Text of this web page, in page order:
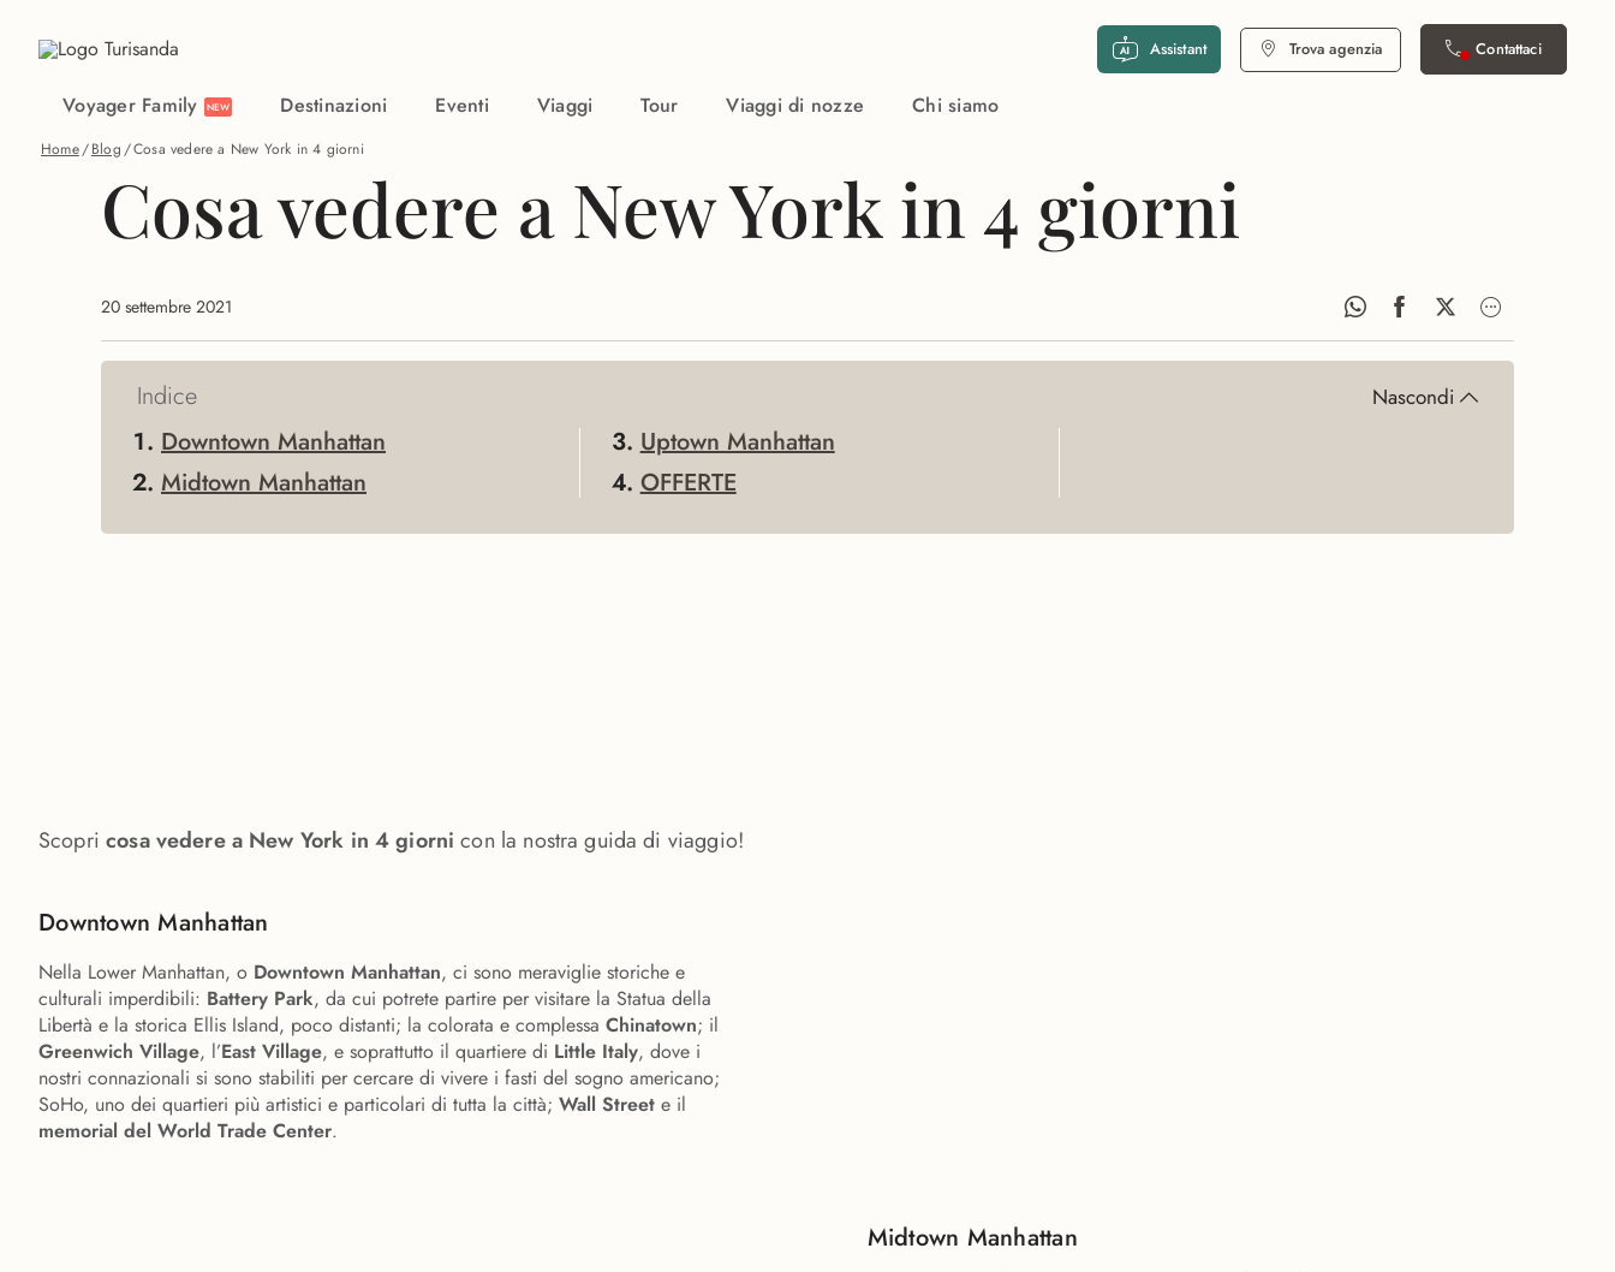
Assistant Trova agenzia Contattaci
Voyager Family NEW Destinazioni Eventi Viaggi Tour Viaggi di nozze Chi siamo
Home/Blog/Cosa vedere a New York in 4 giorni
Cosa vedere a New York in 4 giorni
20 settembre 2021
Indice Nascondi
Downtown Manhattan
Midtown Manhattan
Uptown Manhattan
OFFERTE
Scopricosa vedere a New York in 4 giorni con la nostra guida di viaggio!
Downtown Manhattan
Nella Lower Manhattan, o Downtown Manhattan, ci sono meraviglie storiche e
culturali imperdibili: Battery Park, da cui potrete partire per visitare la Statua della
Libertà e la storica Ellis Island, poco distanti; la colorata e complessa Chinatown; il
Greenwich Village, l’East Village, e soprattutto il quartiere di Little Italy, dove i
nostri connazionali si sono stabiliti per cercare di vivere i fasti del sogno americano;
SoHo, uno dei quartieri più artistici e particolari di tutta la città; Wall Street e il
memorial del World Trade Center.
Midtown Manhattan